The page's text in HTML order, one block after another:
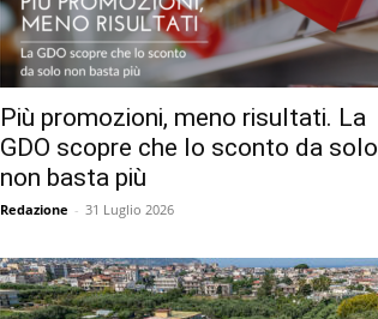
Più promozioni, meno risultati. La
GDO scopre che lo sconto da solo
non basta più
Redazione - 31 Luglio 2026